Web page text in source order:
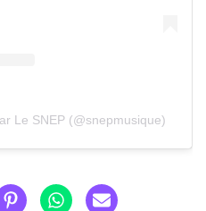
Le SNEP (@snepmusique)